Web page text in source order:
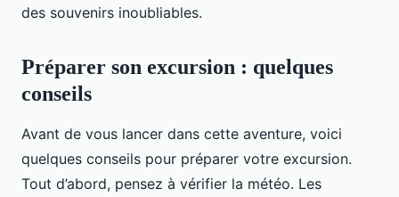
des souvenirs inoubliables.
Préparer son excursion : quelques
conseils
Avant de vous lancer dans cette aventure, voici
quelques conseils pour préparer votre excursion.
Tout d’abord, pensez à vérifier la météo. Les